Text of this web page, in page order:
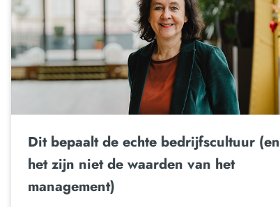
Dit bepaalt de echte bedrijfscultuur (en
het zijn niet de waarden van het
management)